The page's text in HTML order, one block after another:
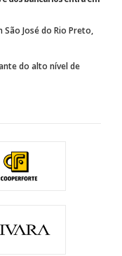
José do Rio Preto,
do alto nível de